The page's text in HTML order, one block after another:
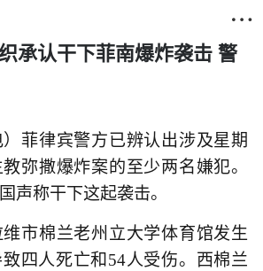

承认干下菲南爆炸袭击 警
）菲律宾警方已辨认出涉及星期
弥撒爆炸案的至少两名嫌犯。
声称干下这起袭击。
市棉兰老州立大学体育馆发生
四人死亡和54人受伤。西棉兰